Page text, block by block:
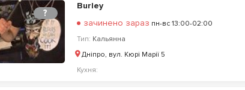
?
Burley
зачинено зараз пн-вс 13:00-02:00
Тип: Кальянна
Дніпро, вул. Кюрі Марії 5
Кухня: